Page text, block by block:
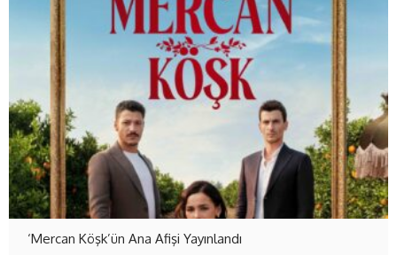
‘Mercan Köşk’ün Ana Afişi Yayınlandı